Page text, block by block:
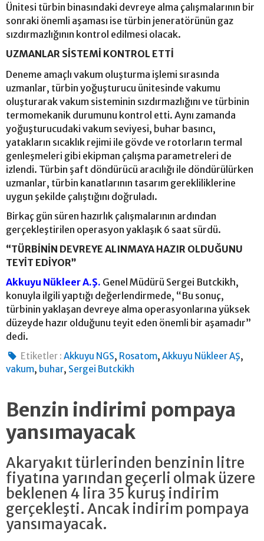
Ünitesi türbin binasındaki devreye alma çalışmalarının bir
sonraki önemli aşaması ise türbin jeneratörünün gaz
sızdırmazlığının kontrol edilmesi olacak.
UZMANLAR SİSTEMİ KONTROL ETTİ
Deneme amaçlı vakum oluşturma işlemi sırasında
uzmanlar, türbin yoğuşturucu ünitesinde vakumu
oluşturarak vakum sisteminin sızdırmazlığını ve türbinin
termomekanik durumunu kontrol etti. Aynı zamanda
yoğuşturucudaki vakum seviyesi, buhar basıncı,
yatakların sıcaklık rejimi ile gövde ve rotorların termal
genleşmeleri gibi ekipman çalışma parametreleri de
izlendi. Türbin şaft döndürücü aracılığı ile döndürülürken
uzmanlar, türbin kanatlarının tasarım gerekliliklerine
uygun şekilde çalıştığını doğruladı.
Birkaç gün süren hazırlık çalışmalarının ardından
gerçekleştirilen operasyon yaklaşık 6 saat sürdü.
“TÜRBİNİN DEVREYE ALINMAYA HAZIR OLDUĞUNU
TEYİT EDİYOR”
Akkuyu Nükleer A.Ş. Genel Müdürü Sergei Butckikh,
konuyla ilgili yaptığı değerlendirmede, “Bu sonuç,
türbinin yaklaşan devreye alma operasyonlarına yüksek
düzeyde hazır olduğunu teyit eden önemli bir aşamadır”
dedi.
Etiketler : Akkuyu NGS, Rosatom,Akkuyu Nükleer AŞ,
vakum, buhar, Sergei Butckikh
Benzin indirimi pompaya
yansımayacak
Akaryakıt türlerinden benzinin litre
fiyatına yarından geçerli olmak üzere
beklenen 4 lira 35 kuruş indirim
gerçekleşti. Ancak indirim pompaya
yansımayacak.